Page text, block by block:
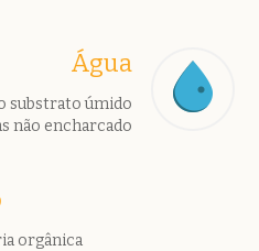
Água
substrato úmido
não encharcado
orgânica